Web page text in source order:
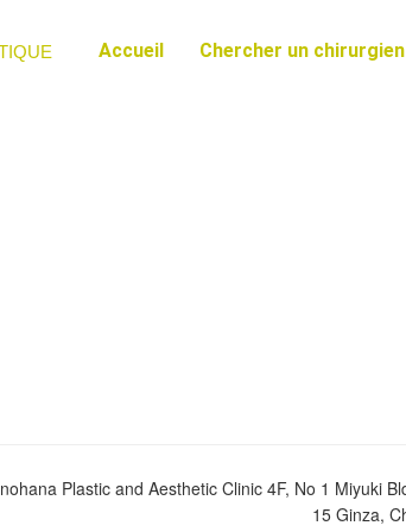
Accueil Chercher un chirurgien
Plastic and Aesthetic Clinic 4F, No 1 Miyuki
15 Ginza,